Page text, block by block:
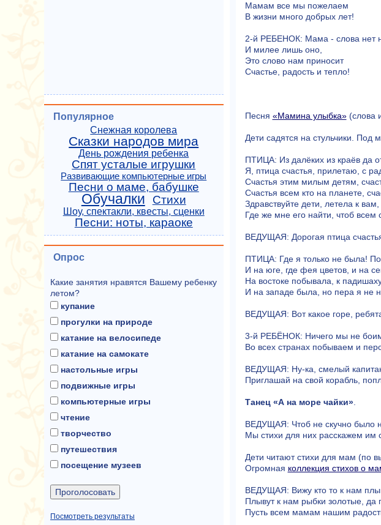
Мамам все мы пожелаем
В жизни много добрых лет!
2-й РЕБЕНОК: Мама - слова нет
И милее лишь оно,
Это слово нам приносит
Счастье, радость и тепло!
Песня «Мамина улыбка»(слова
Дети садятся на стульчики. Под
ПТИЦА: Из далёких из краёв да
Я, птица счастья, прилетаю, с
Счастья этим милым детям,
Счастья всем кто на планете,
Здравствуйте дети, летела к
Где же мне его найти, чтоб всем
ВЕДУЩАЯ: Дорогая птица
ПТИЦА: Где я только не была! По
И на юге, где фея цветов, и на
На востоке побывала, к
И на западе была, но пера я не
ВЕДУЩАЯ: Вот какое горе,
3-й РЕБЁНОК: Ничего мы не
Во всех странах побываем и
ВЕДУЩАЯ: Ну-ка, смелый
Приглашай на свой корабль,
Танец «А на море чайки».
ВЕДУЩАЯ: Чтоб не скучно было
Мы стихи для них расскажем им
Дети читают стихи для мам (по
Огромная коллекция стихов о
ВЕДУЩАЯ: Вижу кто то к нам
Плывут к нам рыбки золотые, да
Пусть всем мамам нашим
Популярное
Снежная королева
Сказки народов мира
День рождения ребенка
Спят усталые игрушки
Развивающие компьютерные игры
Песни о маме, бабушке
Обучалки Стихи
Шоу, спектакли, квесты, сценки
Песни: ноты, караоке
Опрос
Какие занятия нравятся Вашему ребенку
летом?
купание
прогулки на природе
катание на велосипеде
катание на самокате
настольные игры
подвижные игры
компьютерные игры
чтение
творчество
путешествия
посещение музеев
Посмотреть результаты